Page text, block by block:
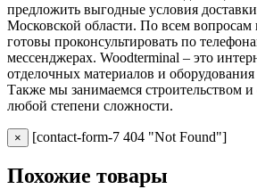
предложить выгодные условия
Московской области. По всем
готовы проконсультировать по
мессенджерах. Woodterminal – это
отделочных материалов и
Также мы занимаемся строительством и
любой степени сложности.
× [contact-form-7 404 "Not Found"]
Похожие товары